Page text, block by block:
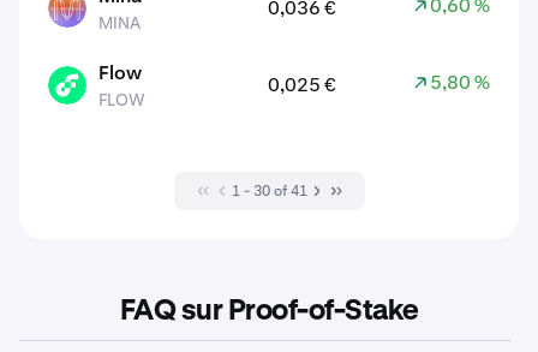
MINA
MINA
0,036 € 0,60 %
FLOW Flow
FLOW
0,025 € 5,80 %
1 - 30 of 41
FAQ sur Proof-of-Stake